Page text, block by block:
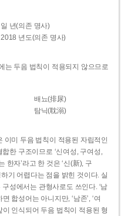
일 년(의존 명사)
2018 년도(의존 명사)
는 두음 법칙이 적용되지 않으므로
배뇨(排尿)
탐닉(耽溺)
이미 두음 법칙이 적용된 자립적인
합한 구조이므로 ‘신여성, 구여성,
한자’라고 한 것은 ‘신(新), 구
기 어렵다는 점을 밝힌 것이다. 실
구성에서는 관형사로도 쓰인다. ‘남
합성어는 아니지만, ‘남존’, ‘여
이 인식되어 두음 법칙이 적용된 형